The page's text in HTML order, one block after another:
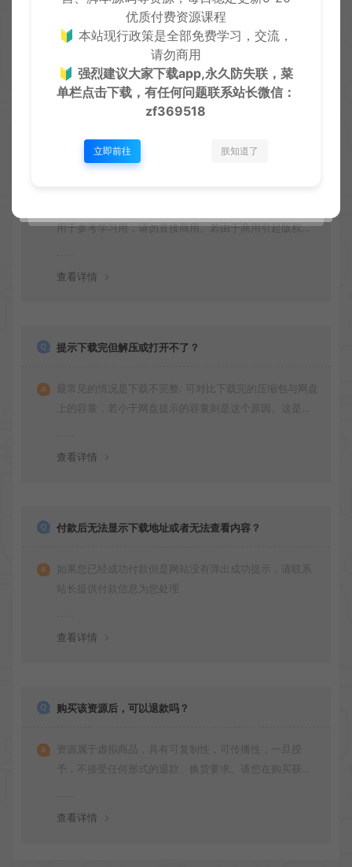
抖音直播监控录制工具PC版
免费下载或者VIP会员资源能否直接商用？
用于参考学习用，请勿直接商用。若由于商用引起版权纠
查看详情
提示下载完但解压或打开不了？
最常见的情况是下载不完整: 可对比下载完的压缩包与网盘
上的容量，若小于网盘提示的容量则是这个原因。这是浏
查看详情
付款后无法显示下载地址或者无法查看内容？
如果您已经成功付款但是网站没有弹出成功提示，请联系
站长提供付款信息为您处理
查看详情
购买该资源后，可以退款吗？
资源属于虚拟商品，具有可复制性，可传播性，一旦授
予，不接受任何形式的退款、换货要求。请您在购买获取
查看详情
优质付费资源课程
🔰 本站现行政策是全部免费学习，交流，
请勿商用
🔰强烈建议大家下载app,永久防失联，菜
单栏点击下载，有任何问题联系站长微信：
zf369518
立即前往 朕知道了